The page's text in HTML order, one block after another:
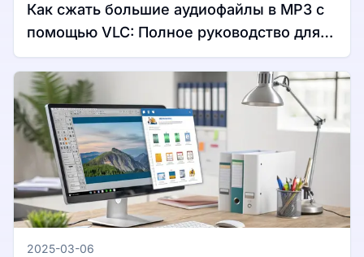
Как сжать большие аудиофайлы в MP3 с
помощью VLC: Полное руководство для
Windows и Mac
2025-03-06